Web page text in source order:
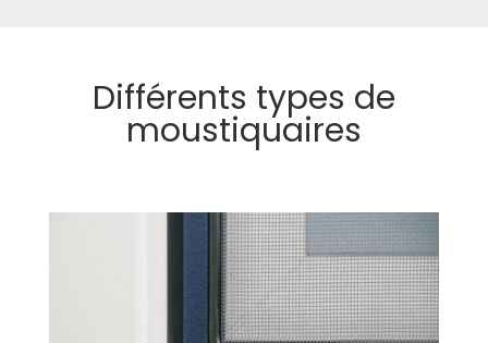
Différents types de
moustiquaires